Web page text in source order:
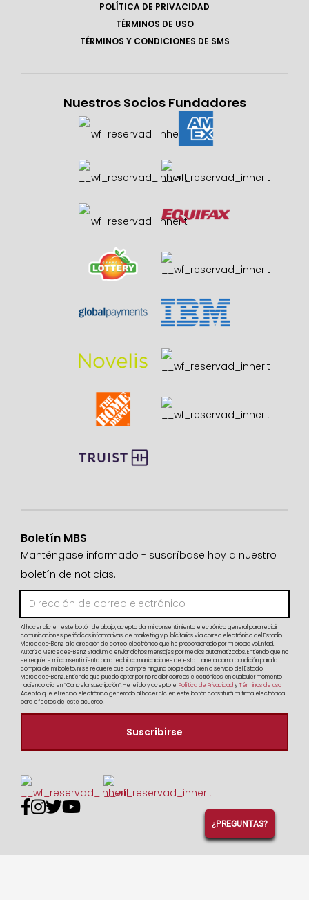
POLÍTICA DE PRIVACIDAD
TÉRMINOS DE USO
TÉRMINOS Y CONDICIONES DE SMS
Nuestros Socios Fundadores
Boletín MBS
Manténgase informado - suscríbase hoy a nuestro
boletín de noticias.
Al hacer clic en este botón de abajo, acepto dar mi consentimiento electrónico general para recibir
comunicaciones periódicas informativas, de marketing y publicitarias vía correo electrónico del Estadio
Mercedes-Benz a la dirección de correo electrónico que he proporcionado por mi propia voluntad.
Autorizo Mercedes-Benz Stadium a enviar dichos mensajes por medios automatizados. Entiendo que no
se requiere mi consentimiento para recibir comunicaciones de esta manera como condición para la
compra de mi boleto, ni se requiere que compre ninguna propiedad, bien o servicio del Estadio
Mercedes-Benz. Entiendo que puedo optar por no recibir correos electrónicos en cualquier momento
haciendo clic en “Cancelar suscripción”. He leído y acepto elPolítica de PrivacidadyTérminos de uso
Acepto que el recibo electrónico generado al hacer clic en este botón constituirá mi firma electrónica
para efectos de este acuerdo.

¿PREGUNTAS?